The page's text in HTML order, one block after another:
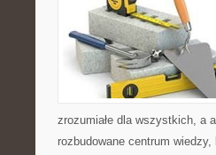
zrozumiałe dla wszystkich, a
rozbudowane centrum